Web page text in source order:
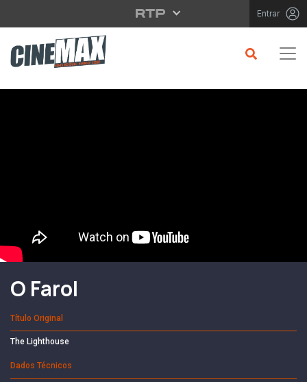
Saltar para o conteúdo principal Entrar
Filme em Cartaz
O Farol
Título Original
The Lighthouse
Dados Técnicos